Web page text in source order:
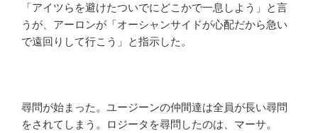
「アイツらを避けたついでにどこかで一息しよう」と言
うが、アーロンが「オーシャンサイドが心配だから急い
で遠回りして行こう」と指示した。
尋問が始まった。ユージーンの仲間達は全員が長い尋問
をされてしまう。ロジータを尋問したのは、マーサ。